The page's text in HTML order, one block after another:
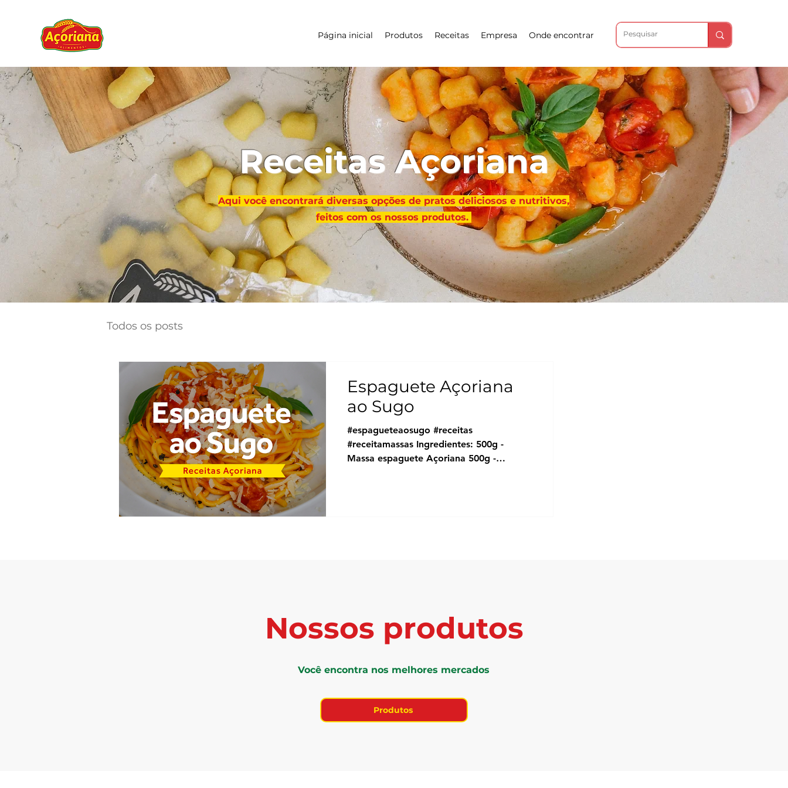
Página inicial Produtos Receitas Empresa Onde encontrar
Receitas Açoriana
Aqui você encontrará diversas opções de pratos deliciosos e nutritivos,
feitos com os nossos produtos.
Todos os posts
Espaguete Açoriana
ao Sugo
#espagueteaosugo #receitas
#receitamassas Ingredientes: 500g -
Massa espaguete Açoriana 500g -
Nossos produtos
Você encontra nos melhores mercados
Produtos